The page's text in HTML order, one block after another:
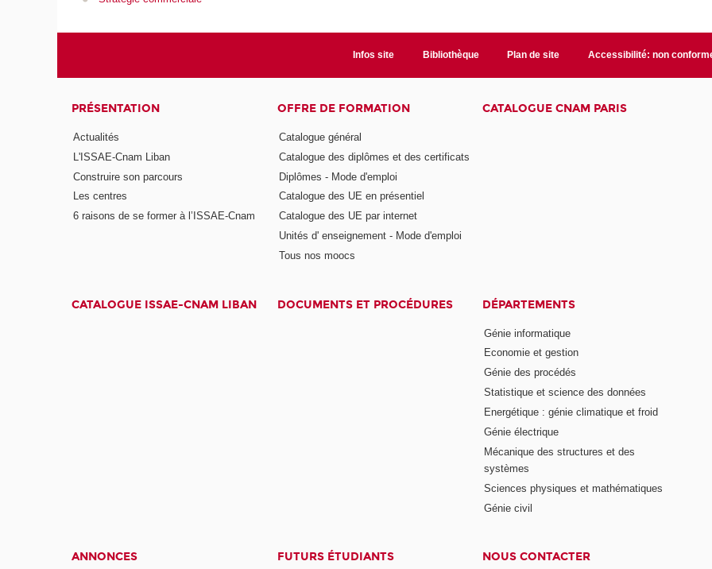
Infos site Bibliothèque Plan de site Accessibilité: non
PRÉSENTATION
Actualités
L'ISSAE-Cnam Liban
Construire son parcours
Les centres
6 raisons de se former à l’ISSAE-Cnam
OFFRE DE FORMATION
Catalogue général
Catalogue des diplômes et des certificats
Diplômes - Mode d'emploi
Catalogue des UE en présentiel
Catalogue des UE par internet
Unités d' enseignement - Mode d'emploi
Tous nos moocs
CATALOGUE CNAM PARIS
CATALOGUE ISSAE-CNAM LIBAN DOCUMENTS ET PROCÉDURES DÉPARTEMENTS
Génie informatique
Economie et gestion
Génie des procédés
Statistique et science des données
Energétique : génie climatique et froid
Génie électrique
Mécanique des structures et des
systèmes
Sciences physiques et mathématiques
Génie civil
ANNONCES FUTURS ÉTUDIANTS NOUS CONTACTER